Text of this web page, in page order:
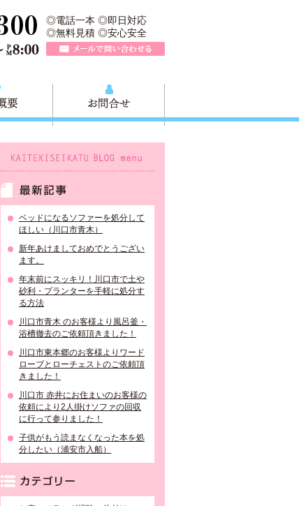
TEL 0120-757-161（年中無休）営業時間AM9:00～
◎電話一本 ◎即日対応
◎無料見積 ◎安心安全
ベッドになるソファーを処分して
ほしい（川口市青木）
新年あけましておめでとうござい
ます。
年末前にスッキリ！川口市で土や
砂利・プランターを手軽に処分す
る方法
川口市青木 のお客様より風呂釜・
浴槽撤去のご依頼頂きました！
川口市東本郷のお客様よりワード
ローブとローチェストのご依頼頂
きました！
川口市 赤井にお住まいのお客様の
依頼により2人掛けソファの回収
に行って参りました！
子供がもう読まなくなった本を処
分したい（浦安市入船）